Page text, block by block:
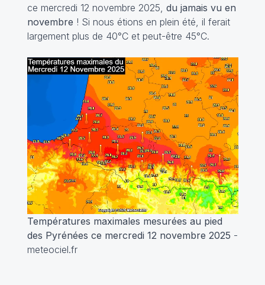
ce mercredi 12 novembre 2025, du jamais vu en
novembre ! Si nous étions en plein été, il ferait
largement plus de 40°C et peut-être 45°C.
Températures maximales mesurées au pied
des Pyrénées ce mercredi 12 novembre 2025 -
meteociel.fr